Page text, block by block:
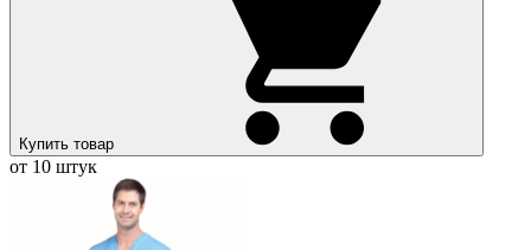
Купить товар
от 10 штук